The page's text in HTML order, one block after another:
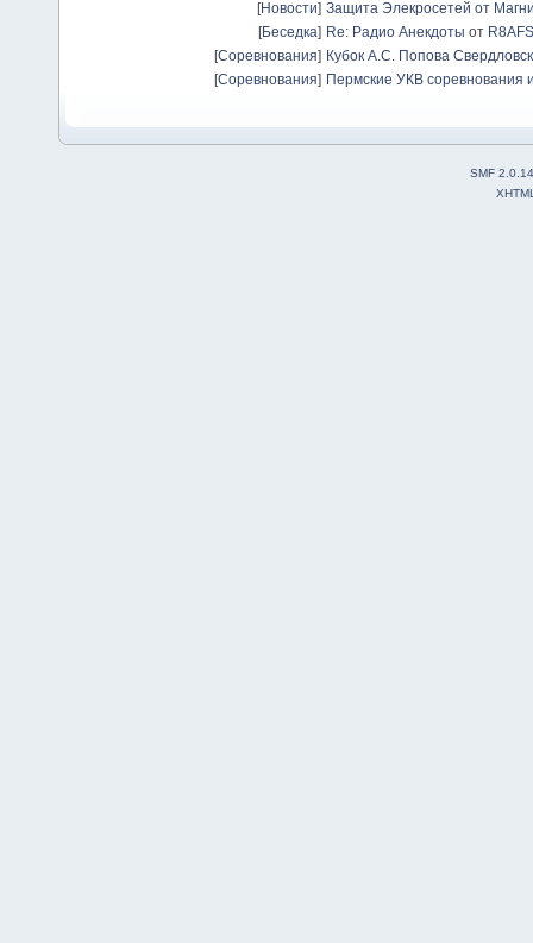
[Новости] Защита Элекросетей от
[Беседка] Re: Радио Анекдоты от R8AFS
[Соревнования] Кубок А.С. Попова
[Соревнования] Пермские УКВ соревнования
SMF 2.0.14